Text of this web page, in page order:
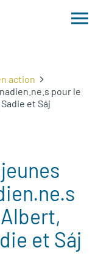
action
pour le
et Sáj
et Sáj